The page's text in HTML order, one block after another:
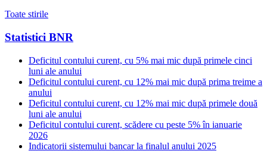
Toate stirile
Statistici BNR
Deficitul contului curent, cu 5% mai mic după primele cinci
luni ale anului
Deficitul contului curent, cu 12% mai mic după prima treime a
anului
Deficitul contului curent, cu 12% mai mic după primele două
luni ale anului
Deficitul contului curent, scădere cu peste 5% în ianuarie
2026
Indicatorii sistemului bancar la finalul anului 2025